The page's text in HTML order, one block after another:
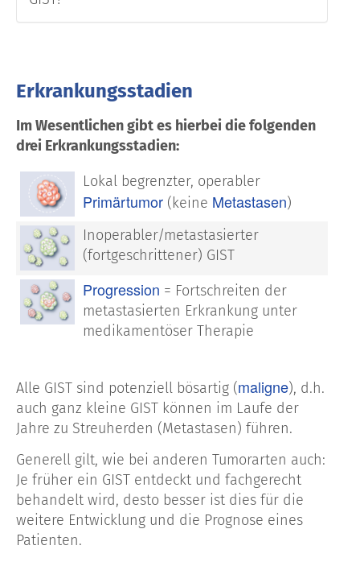
Erkrankungsstadien
Im Wesentlichen gibt es hierbei die folgenden
drei Erkrankungsstadien:
Lokal begrenzter, operabler
Primärtumor (keine Metastasen)
Inoperabler/metastasierter
(fortgeschrittener) GIST
Progression = Fortschreiten der
metastasierten Erkrankung unter
medikamentöser Therapie
Alle GIST sind potenziell bösartig (maligne), d.h.
auch ganz kleine GIST können im Laufe der
Jahre zu Streuherden (Metastasen) führen.
Generell gilt, wie bei anderen Tumorarten auch:
Je früher ein GIST entdeckt und fachgerecht
behandelt wird, desto besser ist dies für die
weitere Entwicklung und die Prognose eines
Patienten.